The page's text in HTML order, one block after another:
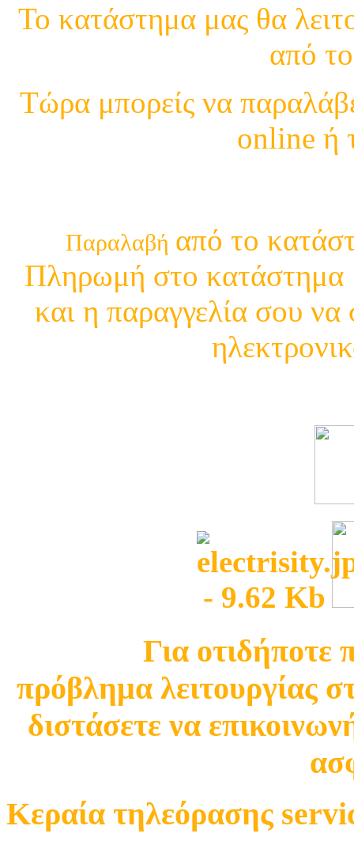
Το κατάστημα μας θα
από
Τώρα μπορείς να
online ή
Παραλαβή από το
Πληρωμή στο κατάστημα
και η παραγγελία σου
Για οτιδήποτε
πρόβλημα λειτουργίας
διστάσετε να
Κεραία τηλεόρασης